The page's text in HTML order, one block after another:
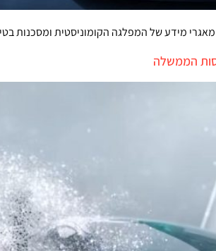
מידע של המפלגה הקומוניסטית ומסכנות